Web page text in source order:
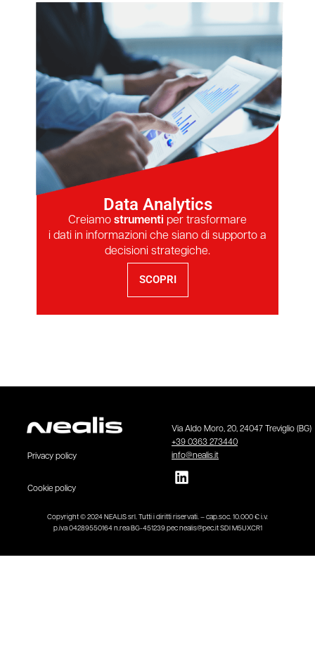
Data Analytics
Creiamo strumenti per trasformare
i dati in informazioni che siano di supporto a
decisioni strategiche.
SCOPRI
Privacy policy
Cookie policy
Via Aldo Moro, 20, 24047 Treviglio (BG)
+39 0363 273440
info@nealis.it
Copyright © 2024 NEALIS srl. Tutti i diritti riservati. – cap.soc. 10.000 € i.v.
p.iva 04289550164 n.rea BG-451239 pec nealis@pec.it SDI M5UXCR1